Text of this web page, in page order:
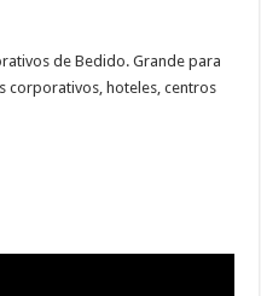
de Bedido.Grande para
corporativos, hoteles, centros